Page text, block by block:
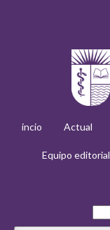
incio Actual
Equipo editorial